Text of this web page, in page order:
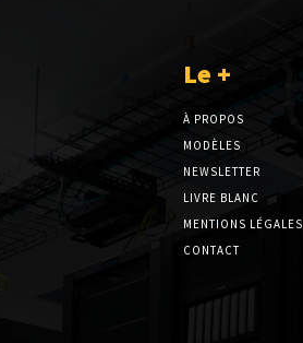
Le +
À PROPOS
MODÈLES
NEWSLETTER
LIVRE BLANC
MENTIONS LÉGALES
CONTACT